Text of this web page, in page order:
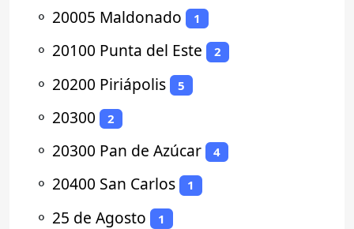
⚬ 20005 Maldonado 1
⚬ 20100 Punta del Este 2
⚬ 20200 Piriápolis 5
⚬ 20300 2
⚬ 20300 Pan de Azúcar 4
⚬ 20400 San Carlos 1
⚬ 25 de Agosto 1